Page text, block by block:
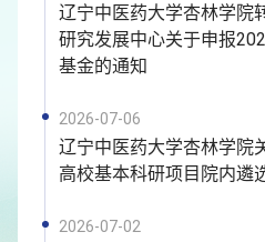
辽宁中医药大学杏林学院
研究发展中心关于申报
基金的通知
2026-07-06
辽宁中医药大学杏林学院
高校基本科研项目院内遴
2026-07-02